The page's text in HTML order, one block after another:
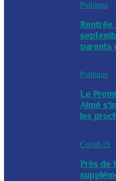
Politique
Rentrée
parents
Politique
Le
Aimé
les
Covid-19
Près de